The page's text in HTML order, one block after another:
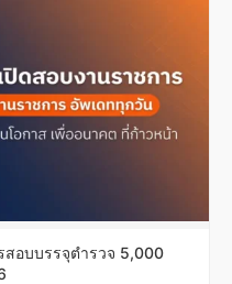
อบบรรจุตำรวจ 5,000